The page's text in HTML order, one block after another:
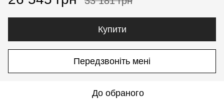
Купити
Передзвоніть мені
До обраного